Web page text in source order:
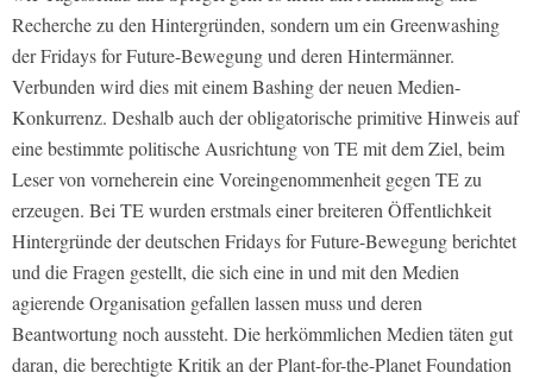
Recherche zu den Hintergründen, sondern um ein Greenwashing
der Fridays for Future-Bewegung und deren Hintermänner.
Verbunden wird dies mit einem Bashing der neuen Medien-
Konkurrenz. Deshalb auch der obligatorische primitive Hinweis auf
eine bestimmte politische Ausrichtung von TE mit dem Ziel, beim
Leser von vorneherein eine Voreingenommenheit gegen TE zu
erzeugen. Bei TE wurden erstmals einer breiteren Öffentlichkeit
Hintergründe der deutschen Fridays for Future-Bewegung berichtet
und die Fragen gestellt, die sich eine in und mit den Medien
agierende Organisation gefallen lassen muss und deren
Beantwortung noch aussteht. Die herkömmlichen Medien täten gut
daran, die berechtigte Kritik an der Plant-for-the-Planet Foundation